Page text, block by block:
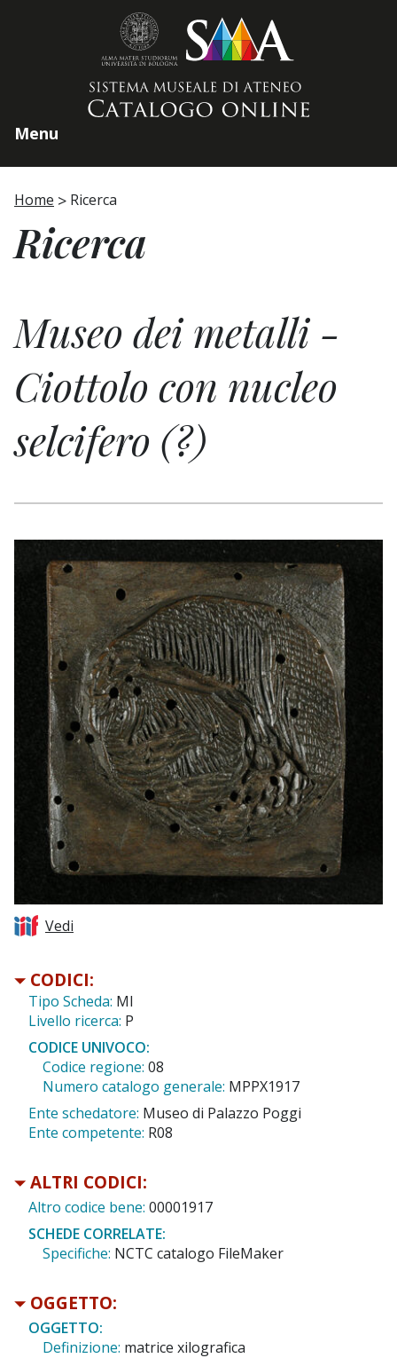
Menu
Home Ricerca
Ricerca
Museo dei metalli -
Ciottolo con nucleo
selcifero (?)
Vedi
CODICI:
Tipo Scheda: MI
Livello ricerca: P
CODICE UNIVOCO:
Codice regione: 08
Numero catalogo generale: MPPX1917
Ente schedatore: Museo di Palazzo Poggi
Ente competente: R08
ALTRI CODICI:
Altro codice bene: 00001917
SCHEDE CORRELATE:
Specifiche: NCTC catalogo FileMaker
OGGETTO:
OGGETTO:
Definizione: matrice xilografica